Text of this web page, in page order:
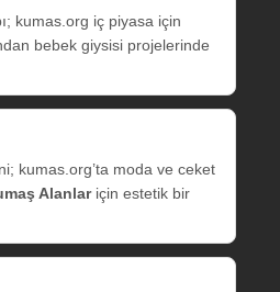
kumas.org iç piyasa için
bebek giysisi projelerinde
kumas.org’ta moda ve ceket
Alanlariçin estetik bir